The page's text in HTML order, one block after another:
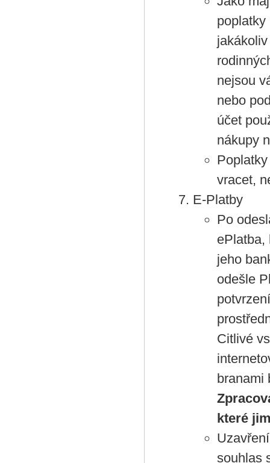
poplatky
nejsou
nebo
účet
nákupy
vracet,
E-Platby
Po
ePlatba,
jeho
odešle
Citlivé
branami
které
souhlas